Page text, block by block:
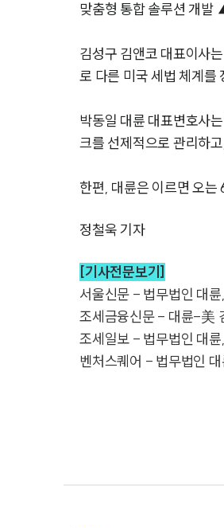
맞춤형 통합 솔루션 개발
김성구 김앤코 대표이사
로 다른 미국 세법 체계를
박동일 대륜 대표변호사
크를 선제적으로 관리하
한편, 대륜은 이르면 오
정철욱 기자
[기사전문보기]
서울신문 - 법무법인 대
조세금융신문 - 대륜-美
조세일보 - 법무법인 대
벤처스퀘어 - 법무법인